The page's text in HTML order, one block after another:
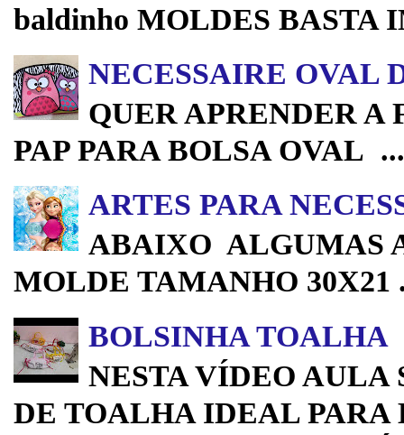
baldinho MOLDES BASTA
NECESSAIRE OVAL
QUER APRENDER
PAP PARA BOLSA OVAL ...
ARTES PARA
ABAIXO ALGUMAS
MOLDE TAMANHO 30X21
BOLSINHA TOALHA
NESTA VÍDEO
DE TOALHA IDEAL PARA